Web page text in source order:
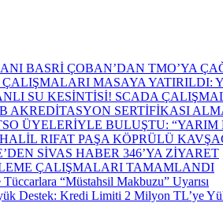
BASRİ ÇOBAN’DAN TMO’YA
MASAYA YATIRILDI:
SU KESİNTİSİ! SCADA
AKREDİTASYON SERTİFİKASI
ÜYELERİYLE BULUŞTU:
RIFAT PAŞA KÖPRÜLÜ
SİVAS HABER 346’YA ZİYARET
ÇALIŞMALARI TAMAMLANDI
“Müstahsil Makbuzu” Uyarısı
Destek: Kredi Limiti 2 Milyon TL’ye